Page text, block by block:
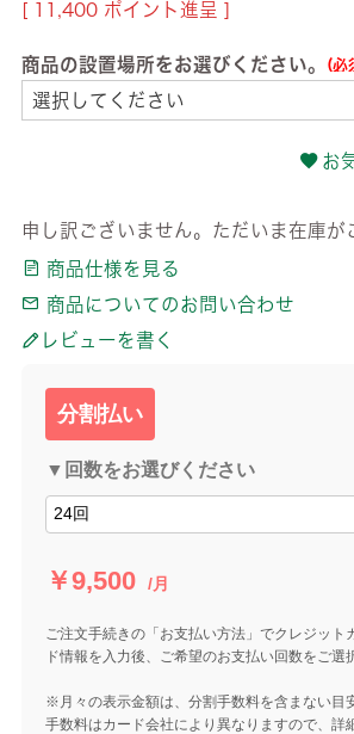
[ 11,400 ポイント進呈 ]
商品の設置場所をお選びください。
お
申し訳ございません。ただいま在庫が
商品仕様を見る
商品についてのお問い合わせ
レビューを書く
分割払い
▼回数をお選びください
￥9,500 /月
ご注文手続きの「お支払い方法」でクレジット
ド情報を入力後、ご希望のお支払い回数をご選
※月々の表示金額は、分割手数料を含まない目
手数料はカード会社により異なりますので、詳